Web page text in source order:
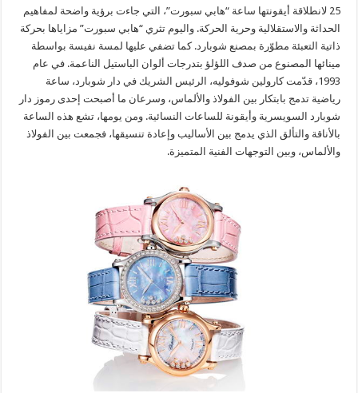
25 لانطلاقة أيقونتها ساعة “هابي سبورت”، التي جاءت برؤية واضحة لمفاهيم
الحداثة والاستقلالية وحرية الحركة. واليوم تثري “هابي سبورت” مزاياها بحركة
ذاتية التعبئة مطوّرة بمصنع شوبارد. كما تضفي عليها لمسة نفيسة بواسطة
مينائها المصنوع من صدف اللؤلؤ بتدرجات ألوان الباستيل الناعمة. في عام
1993، قدّمت كارولين شوفوليه، الرئيس الشريك في دار شوبارد، ساعة
رياضية تدمج بابتكار بين الفولاذ والألماس، وسرعان ما أصبحت إحدى رموز دار
شوبارد السويسرية وأيقونة للساعات النسائية. ومن يومها، تشع هذه الساعة
بالأناقة والتألق الذي يدمج بين الأساليب وإعادة تنسيقها، فجمعت بين الفولاذ
والألماس، وبين التوجهات الفنية المتميزة.